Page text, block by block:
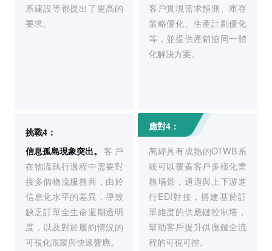
系建設等都提出了更高的
要求。
挑戰4：
信息孤島現象突出。 客戶
在物流執行過程中需要對
接多個物流服務商，由於
信息化水平的差異，導致
缺乏訂單全生命週期透明
度，以及對於履約情況的
可視化跟蹤與快速響應。
客戶實現需求預測、庫存
策略優化、生產計劃優化
等，並提供產銷協同一體
化解決方案。
應對4：
萬緯具有成熟的OTWB系
統可以覆蓋客戶多樣化業
務場景，通過與上下游進
行EDI對接，搭建基於訂
單維度的供應鏈控制塔，
幫助客戶提升供應鏈全流
程的可視可控。